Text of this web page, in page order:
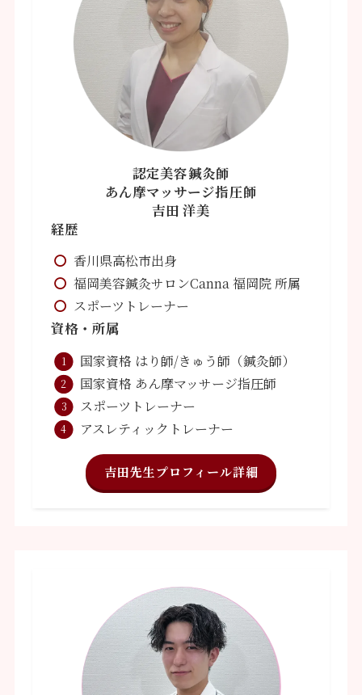
認定美容鍼灸師
あん摩マッサージ指圧師
吉田 洋美
経歴
香川県高松市出身
福岡美容鍼灸サロンCanna 福岡院 所属
スポーツトレーナー
資格・所属
国家資格 はり師/きゅう師（鍼灸師）
国家資格 あん摩マッサージ指圧師
スポーツトレーナー
アスレティックトレーナー
吉田先生プロフィール詳細